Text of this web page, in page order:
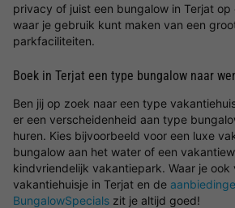
privacy of juist een bungalow in Terjat op
waar je gebruik kunt maken van een
parkfaciliteiten.
Boek in Terjat een type bungalow naar
Ben jij op zoek naar een type
er een verscheidenheid aan type
huren. Kies bijvoorbeeld voor een luxe
bungalow aan het water of een
kindvriendelijk vakantiepark. Waar je ook
vakantiehuisje in Terjat en de
BungalowSpecials zit je altijd goed!